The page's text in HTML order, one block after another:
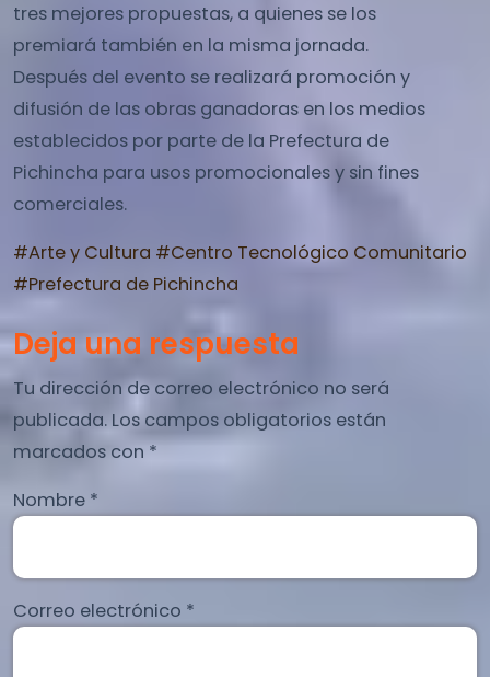
tres mejores propuestas, a quienes se los
premiará también en la misma jornada.
Después del evento se realizará promoción y
difusión de las obras ganadoras en los medios
establecidos por parte de la Prefectura de
Pichincha para usos promocionales y sin fines
comerciales.
#Arte y Cultura #Centro Tecnológico Comunitario
#Prefectura de Pichincha
Deja una respuesta
Tu dirección de correo electrónico no será
publicada. Los campos obligatorios están
marcados con *
Nombre *
Correo electrónico *